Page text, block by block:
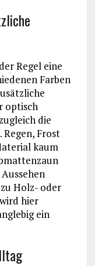
Regel eine
Farben
optisch
die
Regen, Frost
kaum
Holz- oder
hier
ein